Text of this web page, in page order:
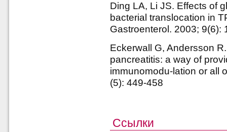
Ding LA, Li JS. Effects of
bacterial translocation in
Gastroenterol. 2003; 9(6):
Eckerwall G, Andersson
pancreatitis: a way of
immunomodu-lation or all
(5): 449-458
Ссылки